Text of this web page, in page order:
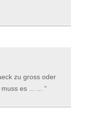
zu gross oder
es ... ...